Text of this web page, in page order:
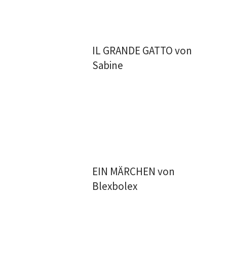
IL GRANDE GATTO von
Sabine
EIN MÄRCHEN von
Blexbolex